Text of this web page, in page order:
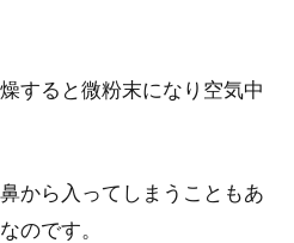
200vがある？違いは？
と200vの2種類あります。その違いは
すると微粉末になり空気中
から入ってしまうこともあ
のです。